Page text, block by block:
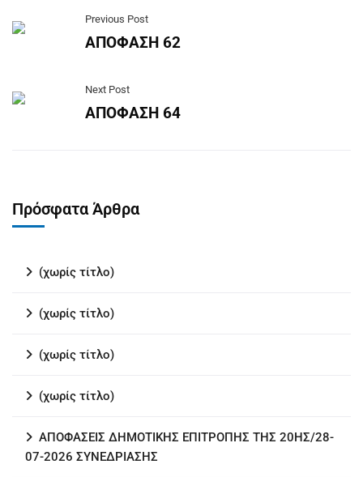
Previous Post
ΑΠΟΦΑΣΗ 62
Next Post
ΑΠΟΦΑΣΗ 64
Πρόσφατα Άρθρα
(χωρίς τίτλο)
(χωρίς τίτλο)
(χωρίς τίτλο)
(χωρίς τίτλο)
ΑΠΟΦΑΣΕΙΣ ΔΗΜΟΤΙΚΗΣ ΕΠΙΤΡΟΠΗΣ ΤΗΣ 20ΗΣ/28-
07-2026 ΣΥΝΕΔΡΙΑΣΗΣ